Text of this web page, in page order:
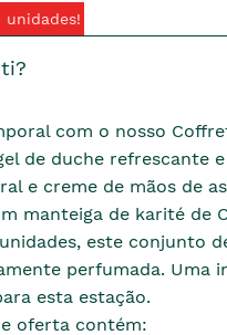
unidades!
com o nosso
de duche refrescante
e creme de mãos de
manteiga de karité de
este conjunto
perfumada. Uma
esta estação.
oferta contém: